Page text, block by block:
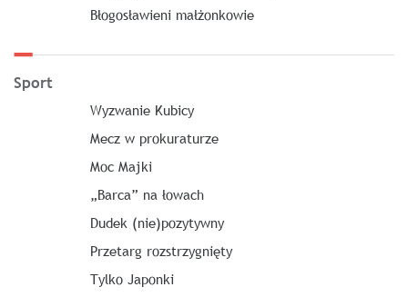
Błogosławieni małżonkowie
Sport
Wyzwanie Kubicy
Mecz w prokuraturze
Moc Majki
„Barca” na łowach
Dudek (nie)pozytywny
Przetarg rozstrzygnięty
Tylko Japonki